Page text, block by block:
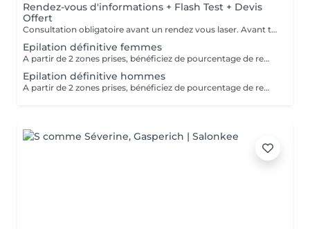
Rendez-vous d'informations + Flash Test + Devis
Offert
Consultation obligatoire avant un rendez vous laser. Avant tout traitement, nous vous proposons gratuitement un rendez-vous d'information afin de vous apporter toutes les explications utiles et évaluer vos besoins spécifiques. Un flash test est effectué et un devis personnalisé vous est proposé.
Epilation définitive femmes
A partir de 2 zones prises, bénéficiez de pourcentage de remises. Plus d'informations durant votre rendez-vous d'information
Epilation définitive hommes
A partir de 2 zones prises, bénéficiez de pourcentage de remises. Plus d'informations durant votre rendez-vous d'information